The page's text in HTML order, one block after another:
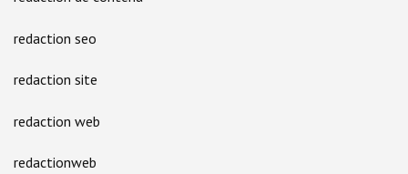
redaction seo
redaction site
redaction web
redactionweb